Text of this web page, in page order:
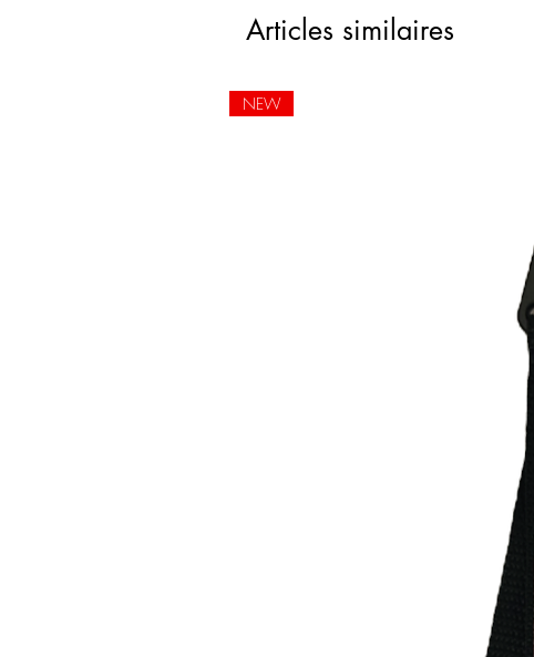
Articles similaires
NEW